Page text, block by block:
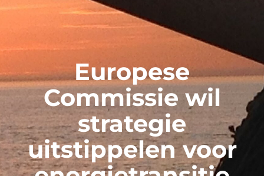
Europese
Commissie wil
strategie
uitstippelen voor